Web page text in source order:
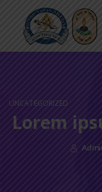
UNCATEGORIZED
Lorem